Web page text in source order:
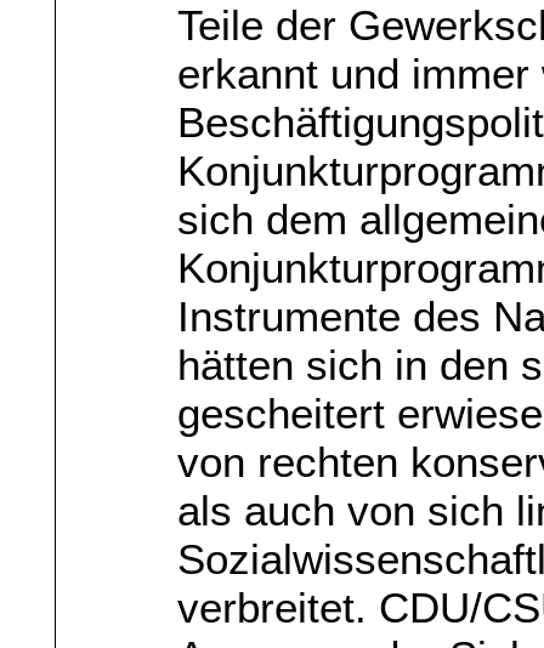
Teile der
erkannt und
sich dem
Instrumente des
hätten sich in den
gescheitert
von rechten
als auch von sich
verbreitet. CDU/